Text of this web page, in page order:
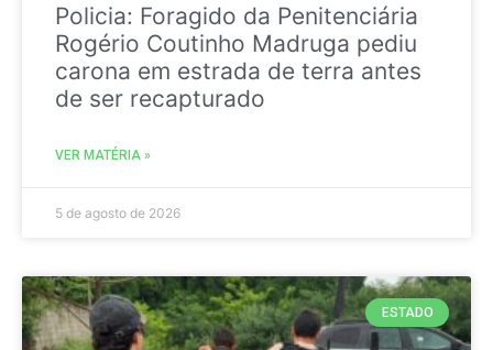
Policia: Foragido da Penitenciária
Rogério Coutinho Madruga pediu
carona em estrada de terra antes
de ser recapturado
VER MATÉRIA »
5 de agosto de 2026
ESTADO